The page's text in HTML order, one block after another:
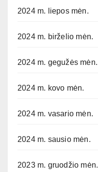
2024 m. liepos mėn.
2024 m. birželio mėn.
2024 m. gegužės mėn.
2024 m. kovo mėn.
2024 m. vasario mėn.
2024 m. sausio mėn.
2023 m. gruodžio mėn.